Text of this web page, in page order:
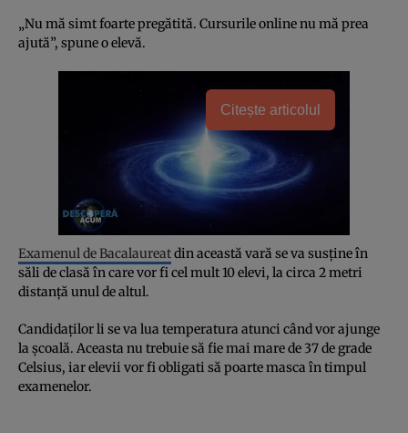
„Nu mă simt foarte pregătită. Cursurile online nu mă prea
ajută”, spune o elevă.
Citește articolul
Examenul de Bacalaureatdin această vară se va susține în
săli de clasă în care vor fi cel mult 10 elevi, la circa 2 metri
distanţă unul de altul.
Candidaților li se va lua temperatura atunci când vor ajunge
la şcoală. Aceasta nu trebuie să fie mai mare de 37 de grade
Celsius, iar elevii vor fi obligati să poarte masca în timpul
examenelor.